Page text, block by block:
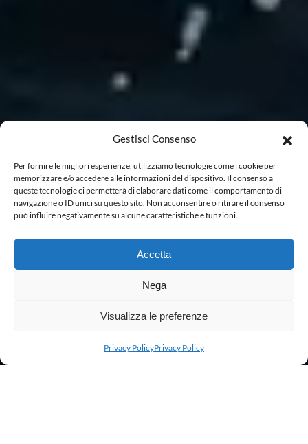
Gestisci Consenso
Per fornire le migliori esperienze, utilizziamo tecnologie come i cookie per
memorizzare e/o accedere alle informazioni del dispositivo. Il consenso a
queste tecnologie ci permetterà di elaborare dati come il comportamento di
navigazione o ID unici su questo sito. Non acconsentire o ritirare il consenso
può influire negativamente su alcune caratteristiche e funzioni.
Accetta
Nega
Visualizza le preferenze
Privacy PolicyPrivacy Policy